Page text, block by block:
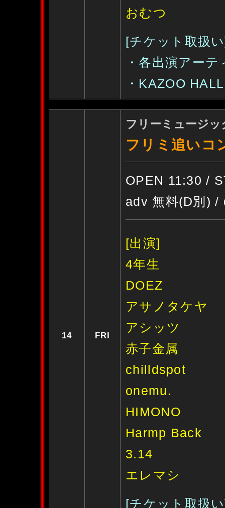
おむつ
[チケット取扱
・各出演アーテ
・KAZOO
14 FRI
フリーミュージ
フリミ追いコ
OPEN 11:30 /
adv 無料(D別) /
[出演]
4年生
DOEZ
アサノタケヤ
アシッツ
赤子金属
chilldspot
onemu.
HIMONO
Harmp Back
3.14
エレマシ
[チケット取扱